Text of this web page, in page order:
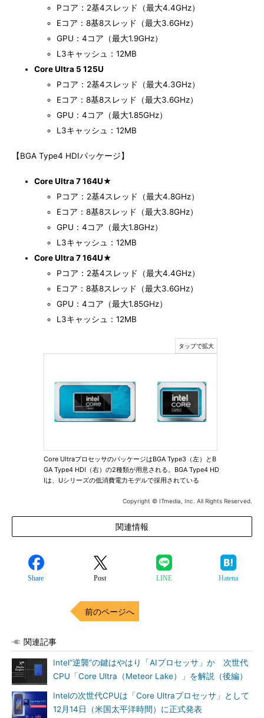
Pコア：2基4スレッド（最大4.4GHz）
Eコア：8基8スレッド（最大3.6GHz）
GPU：4コア（最大1.9GHz）
L3キャッシュ：12MB
Core Ultra 5 125U
Pコア：2基4スレッド（最大4.3GHz）
Eコア：8基8スレッド（最大3.6GHz）
GPU：4コア（最大1.85GHz）
L3キャッシュ：12MB
【BGA Type4 HDIパッケージ】
Core Ultra 7 164U★
Pコア：2基4スレッド（最大4.8GHz）
Eコア：8基8スレッド（最大3.8GHz）
GPU：4コア（最大1.8GHz）
L3キャッシュ：12MB
Core Ultra 7 164U★
Pコア：2基4スレッド（最大4.4GHz）
Eコア：8基8スレッド（最大3.6GHz）
GPU：4コア（最大1.85GHz）
L3キャッシュ：12MB
Core UltraプロセッサのパッケージはBGA Type3（左）とB
GA Type4 HDI（右）の2種類が用意される。BGA Type4 HD
Iは、Uシリーズの低消費電力モデルで採用されている
Copyright © ITmedia, Inc. All Rights Reserved.
関連情報
Share Post LINE Hatena
前のページへ
関連記事
Intel“逆襲”の鍵はやはり「AIプロセッサ」か 次世代
CPU「Core Ultra（Meteor Lake）」を解説（後編）
Intelの次世代CPUは「Core Ultraプロセッサ」として
12月14日（米国太平洋時間）に正式発表